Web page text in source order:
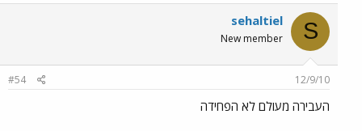
S
sehaltiel
New member
12/9/10
#54
העבירה מעולם לא הפחידה